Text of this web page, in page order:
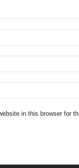
in this browser for